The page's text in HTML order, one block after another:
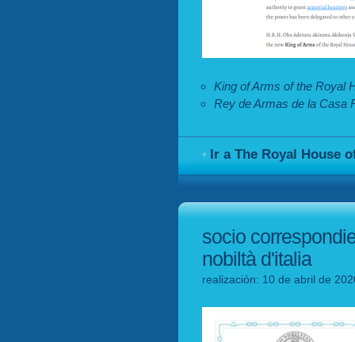
King of Arms of the Royal
Rey de Armas de la Casa
Ir a The Royal House
socio
nobiltà d'italia
realización: 10 de abril de